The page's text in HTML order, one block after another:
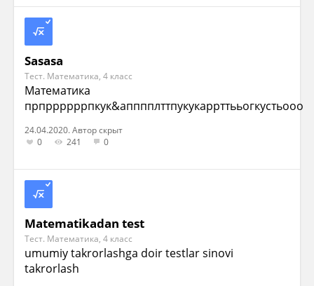
Sasasa
Тест. Математика, 4 класс
Математика
прпррррррпкук&апппплттпукукаррттььогкустьооо
24.04.2020. Автор скрыт
0
241 0
Matematikadan test
Тест. Математика, 4 класс
umumiy takrorlashga doir testlar sinovi
takrorlash